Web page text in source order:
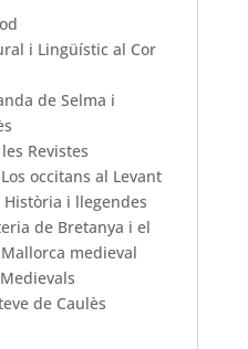
i Lingüístic al Cor
de Selma i
les Revistes
Los occitans al Levant
Història i llegendes
de Bretanya i el
medieval
de Caulès